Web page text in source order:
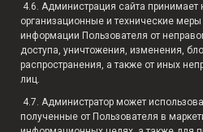
4.6. Администрация сайта
организационные и технические
информации Пользователя от
доступа, уничтожения, изменения,
распространения, а также от иных
лиц.
4.7. Администратор может
полученные от Пользователя в